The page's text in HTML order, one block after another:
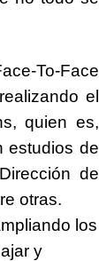
To-Face
el
, quien es,
estudios de
de
otras.
los
y